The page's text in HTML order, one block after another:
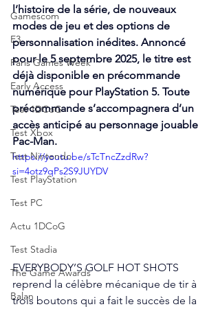
Gamescom
E3
Paris Games Week
Early Access
Test 1DCoG
Test Xbox
Test Nintendo
Test PlayStation
Test PC
Actu 1DCoG
Test Stadia
The Game Awards
Balan
l’histoire de la série, de nouveaux
modes de jeu et des options de
personnalisation inédites. Annoncé
pour le 5 septembre 2025, le titre est
déjà disponible en précommande
numérique pour PlayStation 5. Toute
précommande s’accompagnera d’un
accès anticipé au personnage jouable
Pac-Man.
https://youtu.be/sTcTncZzdRw?
si=4otz9qPs2S9JUYDV
EVERYBODY’S GOLF HOT SHOTS
reprend la célèbre mécanique de tir à
trois boutons qui a fait le succès de la